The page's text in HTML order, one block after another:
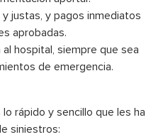
justas, y pagos inmediatos
aprobadas.
hospital, siempre que sea
de emergencia.
rápido y sencillo que les ha
siniestros: